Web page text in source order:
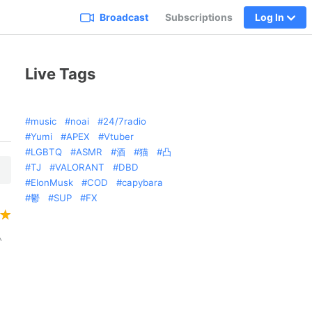
Broadcast Subscriptions Log In
Live Tags
music noai
24/7radio
Yumi
APEX
Vtuber
LGBTQ
ASMR 酒 猫
凸
TJ
VALORANT
DBD
ElonMusk
COD
capybara
鬱
SUP FX